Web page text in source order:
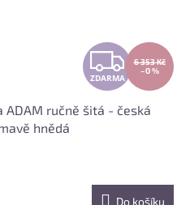
Z
D
M
ZDARMA
6 353 Kč
–0 %
ADAM ručně šitá - česká
hnědá
Do košíku